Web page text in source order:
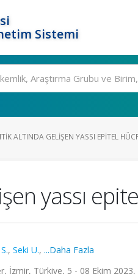
Sistemi
ALTINDA GELIŞEN YASSI EPITEL
yassı
, Seki U., ...Daha Fazla
İzmir, Türkiye, 5 - 08 Ekim